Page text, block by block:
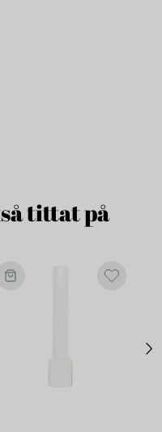
tittat på